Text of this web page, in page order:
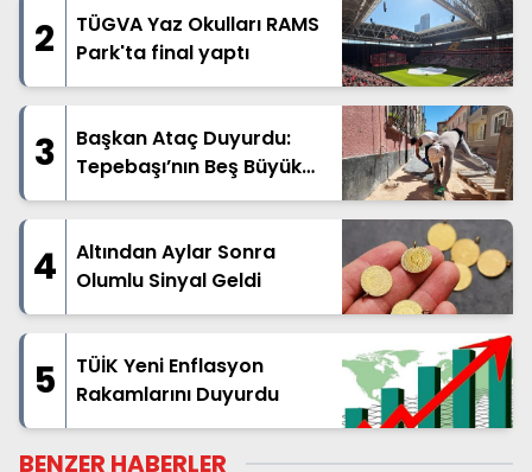
2
TÜGVA Yaz Okulları RAMS
Park'ta final yaptı
3
Başkan Ataç Duyurdu:
Tepebaşı’nın Beş Büyük
Mahallesinde Geniş
Başladı
4
Altından Aylar Sonra
Olumlu Sinyal Geldi
5
TÜİK Yeni Enflasyon
Rakamlarını Duyurdu
BENZER HABERLER